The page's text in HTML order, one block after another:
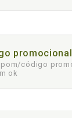
código
ok